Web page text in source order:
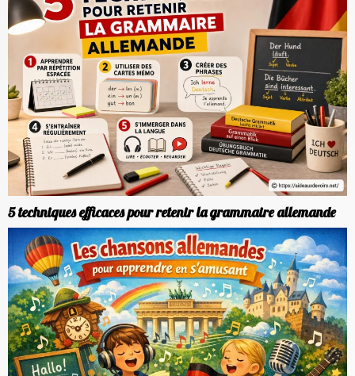
5 techniques efficaces pour retenir la grammaire allemande